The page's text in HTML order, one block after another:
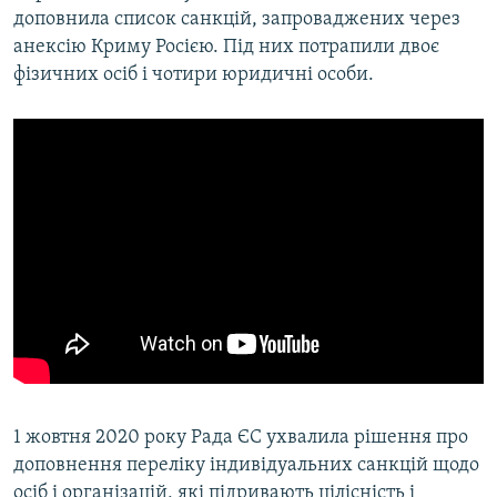
доповнила список санкцій, запроваджених через
анексію Криму Росією. Під них потрапили двоє
фізичних осіб і чотири юридичні особи.
1 жовтня 2020 року Рада ЄС ухвалила рішення про
доповнення переліку індивідуальних санкцій щодо